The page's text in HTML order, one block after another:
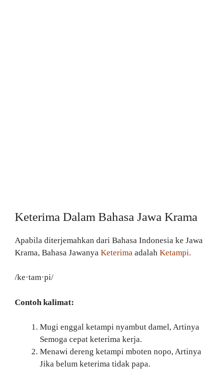
Keterima Dalam Bahasa Jawa Krama
Apabila diterjemahkan dari Bahasa Indonesia ke Jawa
Krama, Bahasa Jawanya Keterima adalah Ketampi.
/ke·tam·pi/
Contoh kalimat:
Mugi enggal ketampi nyambut damel, Artinya
Semoga cepat keterima kerja.
Menawi dereng ketampi mboten nopo, Artinya
Jika belum keterima tidak papa.